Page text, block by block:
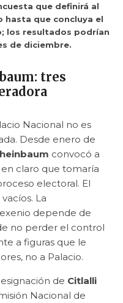
que definirá al
hasta que concluya el
los resultados podrían
de diciembre.
tres
Nacional no es
Desde enero de
convocó a
claro que tomaría
electoral. El
La
depende de
no perder el control
a figuras que le
no a Palacio.
de Citlalli
Nacional de